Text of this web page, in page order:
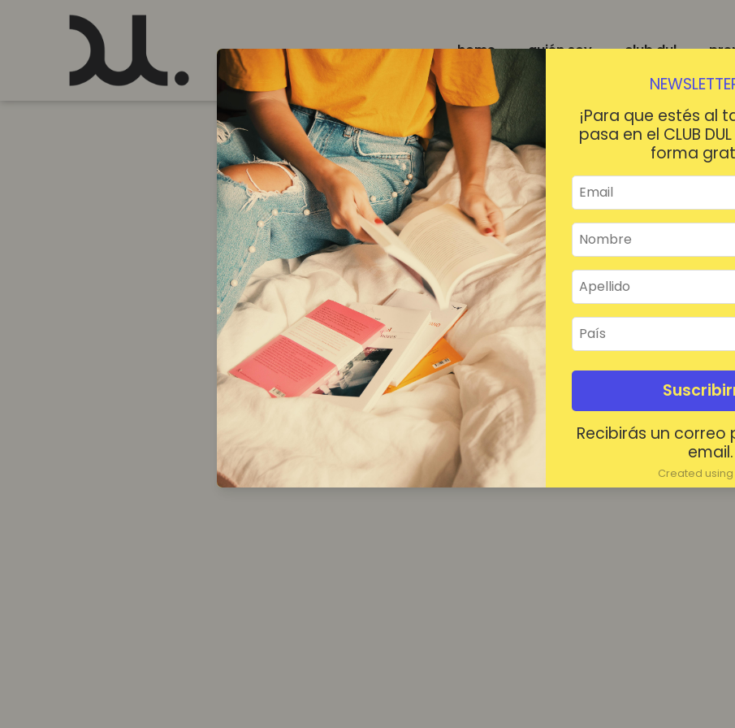
¡Para que estés al
pasa en el CLUB
forma
Recibirás un
email.
Created using
home quién soy club dul
¡HOLA!
Mantenerme conectado ¿Contraseña olvidada?
Acceder